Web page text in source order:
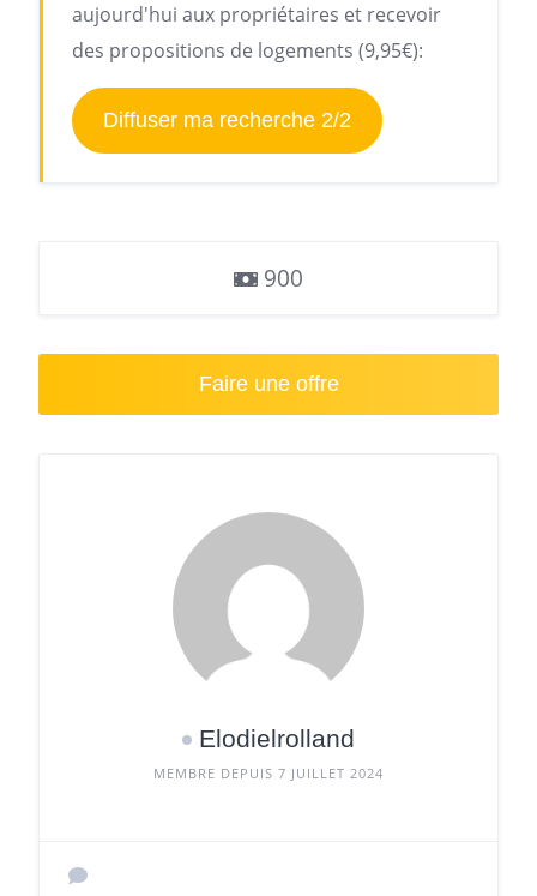
aujourd'hui aux propriétaires et recevoir
des propositions de logements (9,95€):
Diffuser ma recherche 2/2
900
Faire une offre
Elodielrolland
MEMBRE DEPUIS 7 JUILLET 2024